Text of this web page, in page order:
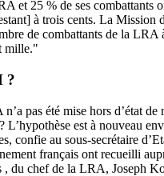
et 25 % de ses combattants
à trois cents. La
de combattants de la LRA
mille."
?
pas été mise hors d’état
L’hypothèse est à nouveau
confie au sous-secrétaire
français ont recueilli
, du chef de la LRA, Joseph